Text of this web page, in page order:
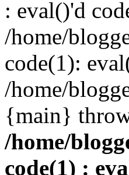
: eval()'d
/home/
code(1):
/home/
{main}
/home/
code(1) :